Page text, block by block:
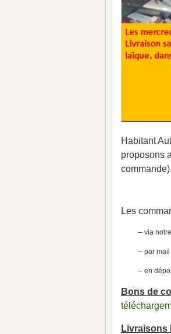
Habitant
proposons
commande).
Les
– via
– par mail
– en
Bons de
Livraisons